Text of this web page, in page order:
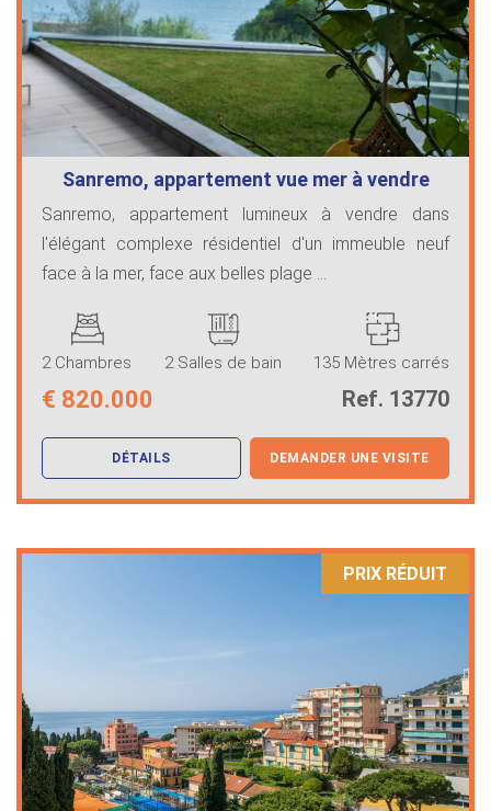
Sanremo, appartement vue mer à vendre
Sanremo, appartement lumineux à vendre dans
l'élégant complexe résidentiel d'un immeuble neuf
face à la mer, face aux belles plage ...
2 Chambres 2 Salles de bain 135 Mètres carrés
€ 820.000 Ref. 13770
DÉTAILS DEMANDER UNE VISITE
PRIX ​​RÉDUIT